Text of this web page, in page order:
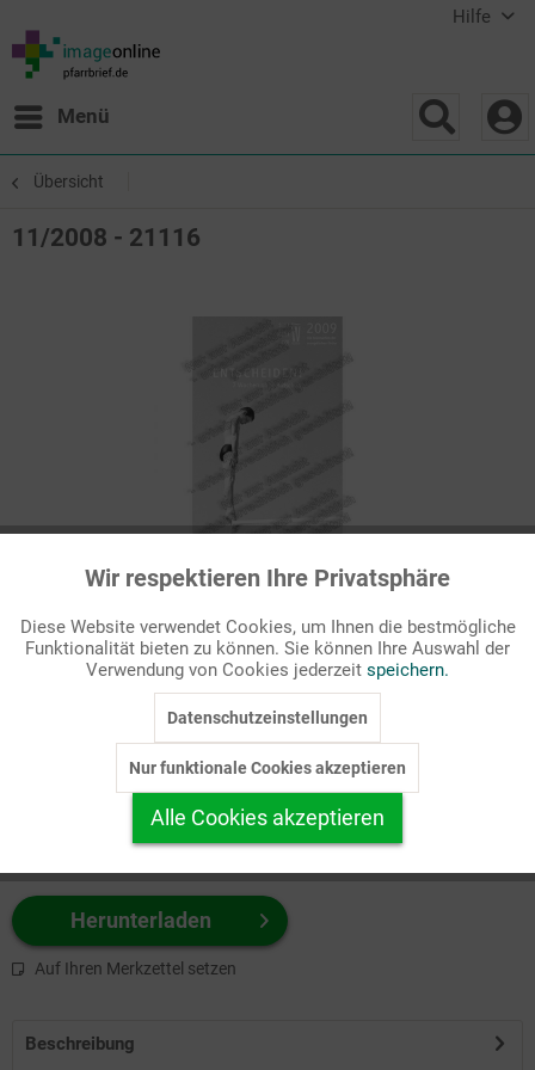
Hilfe
Menü
Übersicht
11/2008 - 21116
Passende Stichworte
Fastenzeit/Passion, Kirchenjahr
zuerst Ihr Produktformat aus.
z.B. Farbe-Grafik, Schwarz-Weiß-Grafik, mit/ohne Text ...
Herunterladen
Auf Ihren Merkzettel setzen
Beschreibung
Funktionale Aktiv
Marketing Inaktiv
Personalisierung Inaktiv
Service
Wir respektieren Ihre Privatsphäre
Diese Website verwendet Cookies, um Ihnen die bestmögliche
Funktionalität bieten zu können. Sie können Ihre Auswahl der
Verwendung von Cookies jederzeit speichern.
Datenschutzeinstellungen
Nur funktionale Cookies akzeptieren
Alle Cookies akzeptieren